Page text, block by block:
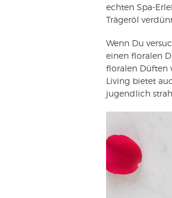
echten Spa-
Trägeröl
Wenn Du
einen floralen
floralen Düften
Living bietet
jugendlich